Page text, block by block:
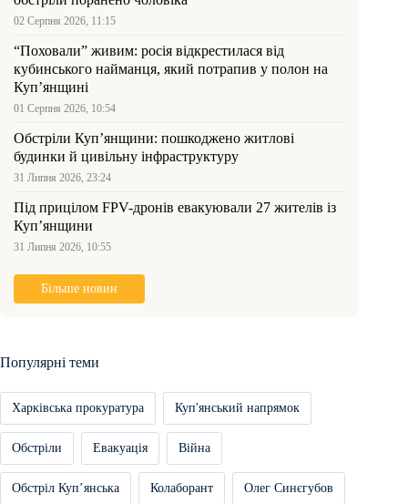
02 Серпня 2026, 11:15
“Поховали” живим: росія відкрестилася від
кубинського найманця, який потрапив у полон на
Куп’янщині
01 Серпня 2026, 10:54
Обстріли Куп’янщини: пошкоджено житлові
будинки й цивільну інфраструктуру
31 Липня 2026, 23:24
Під прицілом FPV-дронів евакуювали 27 жителів із
Куп’янщини
31 Липня 2026, 10:55
Більше новин
Популярні теми
Харківська прокуратура Куп'янський напрямок
Обстріли Евакуація Війна
Обстріл Купʼянська Колаборант Олег Синєгубов